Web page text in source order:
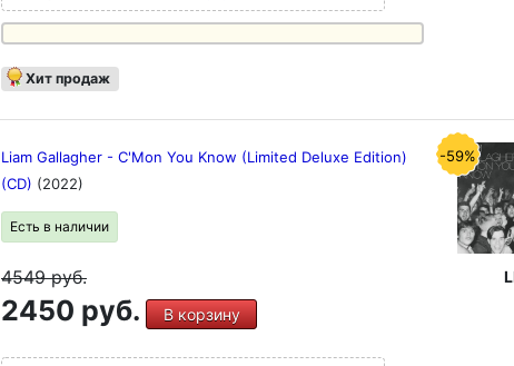
Хит продаж
Liam Gallagher - C'Mon You Know (Limited Deluxe Edition)
(CD) (2022)
Есть в наличии
4549руб.
2450 руб. В корзину
-59%